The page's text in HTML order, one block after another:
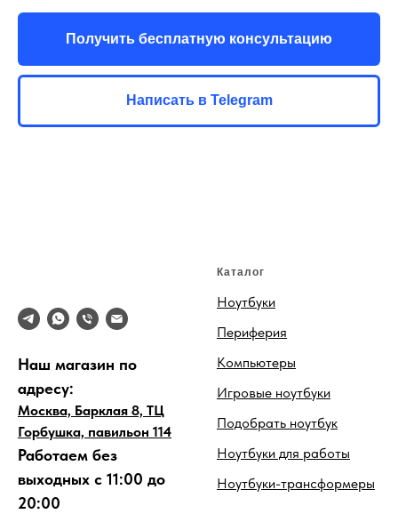
Получить бесплатную консультацию
Написать в Telegram
Наш магазин по
адресу:
Москва, Барклая 8, ТЦ
Горбушка, павильон 114
Работаем без
выходных с 11:00 до
20:00
Каталог
Ноутбуки
Периферия
Компьютеры
Игровые ноутбуки
Подобрать ноутбук
Ноутбуки для работы
Ноутбуки-трансформеры